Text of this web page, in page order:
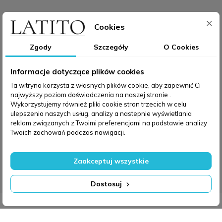
Cookies
Zgody Szczegóły O Cookies
Informacje dotyczące plików cookies
Ta witryna korzysta z własnych plików cookie, aby zapewnić Ci
najwyższy poziom doświadczenia na naszej stronie .
Wykorzystujemy również pliki cookie stron trzecich w celu
ulepszenia naszych usług, analizy a nastepnie wyświetlania
reklam związanych z Twoimi preferencjami na podstawie analizy
Twoich zachowań podczas nawigacji.
Dostosuj
Zaakceptuj wszystkie